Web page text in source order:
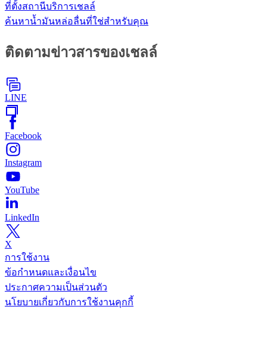
ที่ตั้งสถานีบริการเชลล์
ค้นหาน้ำมันหล่อลื่นที่ใช่สำหรับคุณ
ติดตามข่าวสารของเชลล์
LINE
Facebook
Instagram
YouTube
LinkedIn
X
การใช้งาน
ข้อกำหนดและเงื่อนไข
ประกาศความเป็นส่วนตัว
นโยบายเกี่ยวกับการใช้งานคุกกี้